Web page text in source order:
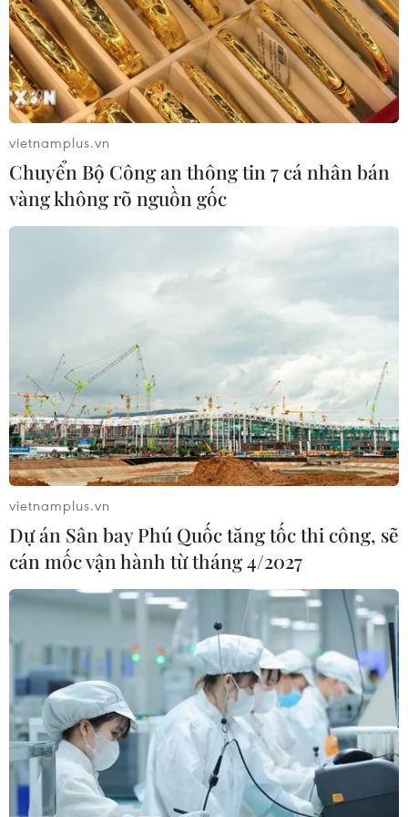
08/08/2026 13:31
Thượng viện Mỹ thông qua dự luật
trừng phạt Nga
Canada, Mỹ đàm phán thỏa thuận
thương mại tạm thời nhằm hạ nhiệt
Tổng thống đắc cử của Colombia
Abelardo De La Espriella nhậm chức
07/08/2026 23:12
Mỹ chi hơn 2,2 tỷ USD mua thêm 4
trung tâm giam giữ người nhập cư
trái phép
07/08/2026 22:47
Canada áp dụng biện pháp tự vệ tạm
thời với tủ gỗ và tủ lavabo nhập khẩu
07/08/2026 14:52
Kinh tế Mỹ bất ngờ mất 23.000 việc
làm trong tháng 7
07/08/2026 13:57
vietnamplus.vn
Chuyển Bộ Công an thông tin 7 cá nhân bán
vàng không rõ nguồn gốc
vietnamplus.vn
Dự án Sân bay Phú Quốc tăng tốc thi công, sẽ
cán mốc vận hành từ tháng 4/2027